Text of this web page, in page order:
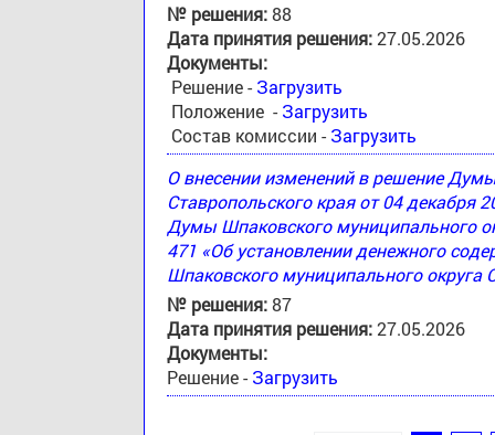
№ решения:88
Дата принятия решения:27.05.2026
Документы:
Решение - Загрузить
Положение - Загрузить
Состав комиссии - Загрузить
О внесении изменений в решение
Ставропольского края от 04 декабря
Думы Шпаковского муниципального
471 «Об установлении денежного
Шпаковского муниципального округа
№ решения:87
Дата принятия решения:27.05.2026
Документы:
Решение - Загрузить